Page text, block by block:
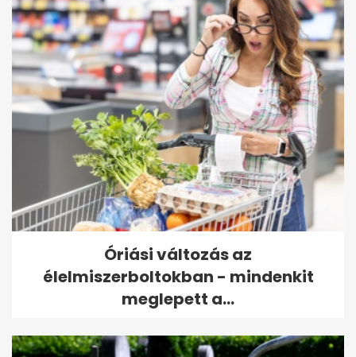
Óriási változás az
élelmiszerboltokban - mindenkit
meglepett a...